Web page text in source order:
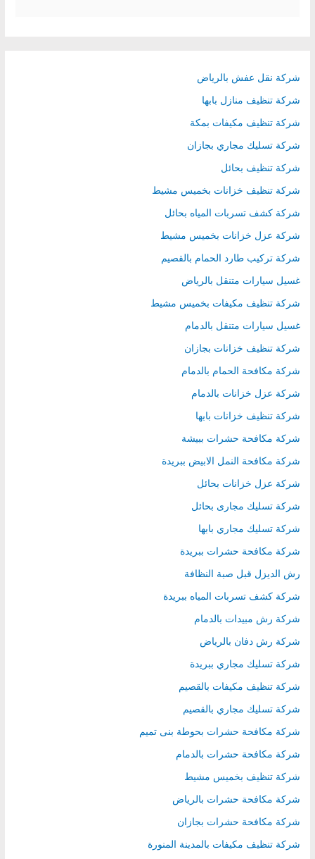
r
:
شركة نقل عفش بالرياض
شركة تنظيف منازل بابها
شركة تنظيف مكيفات بمكة
شركة تسليك مجاري بجازان
شركة تنظيف بحائل
شركة تنظيف خزانات بخميس مشيط
شركة كشف تسربات المياه بحائل
شركة عزل خزانات بخميس مشيط
شركة تركيب طارد الحمام بالقصيم
غسيل سيارات متنقل بالرياض
شركة تنظيف مكيفات بخميس مشيط
غسيل سيارات متنقل بالدمام
شركة تنظيف خزانات بجازان
شركة مكافحة الحمام بالدمام
شركة عزل خزانات بالدمام
شركة تنظيف خزانات بابها
شركة مكافحة حشرات ببيشة
شركة مكافحة النمل الابيض ببريدة
شركة عزل خزانات بحائل
شركة تسليك مجارى بحائل
شركة تسليك مجاري بابها
شركة مكافحة حشرات ببريدة
رش الديزل قبل صبة النظافة
شركة كشف تسربات المياه ببريدة
شركة رش مبيدات بالدمام
شركة رش دفان بالرياض
شركة تسليك مجاري ببريدة
شركة تنظيف مكيفات بالقصيم
شركة تسليك مجاري بالقصيم
شركة مكافحة حشرات بحوطة بنى تميم
شركة مكافحة حشرات بالدمام
شركة تنظيف بخميس مشيط
شركة مكافحة حشرات بالرياض
شركة مكافحة حشرات بجازان
شركة تنظيف مكيفات بالمدينة المنورة